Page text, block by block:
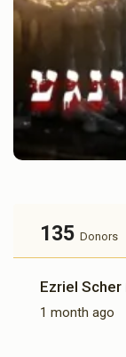
135 Donors
Ezriel Scher
1 month ago